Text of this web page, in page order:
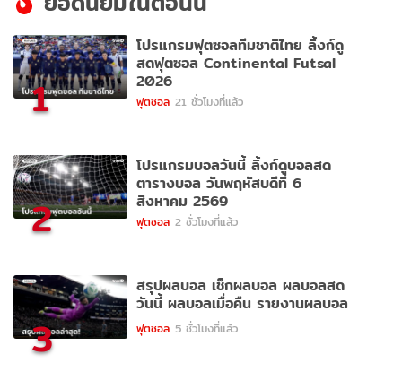
1
โปรแกรมฟุตซอลทีมชาติไทย ลิ้งก์ดู
สดฟุตซอล Continental Futsal
2026
ฟุตซอล 21 ชั่วโมงที่แล้ว
2
โปรแกรมบอลวันนี้ ลิ้งก์ดูบอลสด
ตารางบอล วันพฤหัสบดีที่ 6
สิงหาคม 2569
ฟุตซอล 2 ชั่วโมงที่แล้ว
3
สรุปผลบอล เช็กผลบอล ผลบอลสด
วันนี้ ผลบอลเมื่อคืน รายงานผลบอล
ฟุตซอล 5 ชั่วโมงที่แล้ว